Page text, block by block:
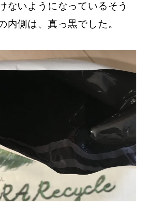
ないようになっているそう
内側は、真っ黒でした。